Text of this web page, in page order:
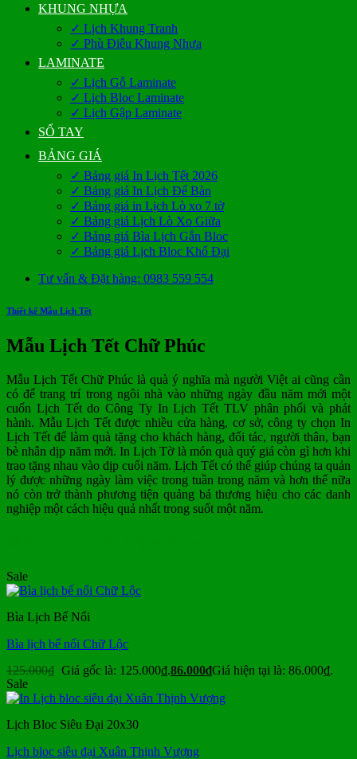
KHUNG NHỰA
✓ Lịch Khung Tranh
✓ Phù Điêu Khung Nhựa
LAMINATE
✓ Lịch Gỗ Laminate
✓ Lịch Bloc Laminate
✓ Lịch Gập Laminate
SỔ TAY
BẢNG GIÁ
✓ Bảng giá In Lịch Tết 2026
✓ Bảng giá In Lịch Để Bàn
✓ Bảng giá in Lịch Lò xo 7 tờ
✓ Bảng giá Lịch Lò Xo Giữa
✓ Bảng giá Bìa Lịch Gắn Bloc
✓ Bảng giá Lịch Bloc Khổ Đại
Tư vấn & Đặt hàng: 0983 559 554
Thiết kế Mẫu Lịch Tết
Mẫu Lịch Tết Chữ Phúc
Mẫu Lịch Tết Chữ Phúc là quà ý nghĩa mà người Việt ai cũng cần
có để trang trí trong ngôi nhà vào những ngày đầu năm mới một
cuốn Lịch Tết do Công Ty In Lịch Tết TLV phân phối và phát
hành. Mẫu Lịch Tết được nhiều cửa hàng, cơ sở, công ty chọn In
Lịch Tết để làm quà tặng cho khách hàng, đối tác, người thân, bạn
bè nhân dịp năm mới. In Lịch Tờ là món quà quý giá còn gì hơn khi
trao tặng nhau vào dịp cuối năm. Lịch Tết có thể giúp chúng ta quản
lý được những ngày làm việc trong tuần trong năm và hơn thế nữa
nó còn trở thành phương tiện quảng bá thương hiệu cho các danh
nghiệp một cách hiệu quả nhất trong suốt một năm.
Sale
Bìa Lịch Bế Nổi
Bìa lịch bế nổi Chữ Lộc
125.000₫ Giá gốc là: 125.000₫.86.000₫Giá hiện tại là: 86.000₫.
Sale
Lịch Bloc Siêu Đại 20x30
Lịch bloc siêu đại Xuân Thịnh Vượng